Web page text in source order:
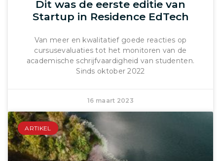
Dit was de eerste editie van
Startup in Residence EdTech
Van meer en kwalitatief goede reacties op
cursusevaluaties tot het monitoren van de
academische schrijfvaardigheid van studenten.
Sinds oktober 2022
16 maart 2023
ARTIKEL